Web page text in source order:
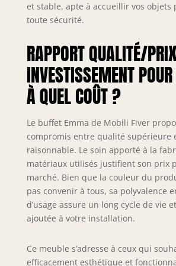
une
DESIGN
Le buffet
est un
original
premières
forêts
manière
matériaux
recyclés,
salle à
et stable, apte à accueillir vos objets
toute sécurité.
RAPPORT QUALITÉ/
INVESTISSEMENT
À QUEL COÛT ?
Le buffet Emma de Mobili Fiver
compromis entre qualité supérieure
raisonnable. Le soin apporté à la
matériaux utilisés justifient son prix
marché. Bien que la couleur du
pas convenir à tous, sa polyvalence
d’usage assure un long cycle de vie
ajoutée à votre installation.
Ce meuble s’adresse à ceux qui
efficacement esthétique et